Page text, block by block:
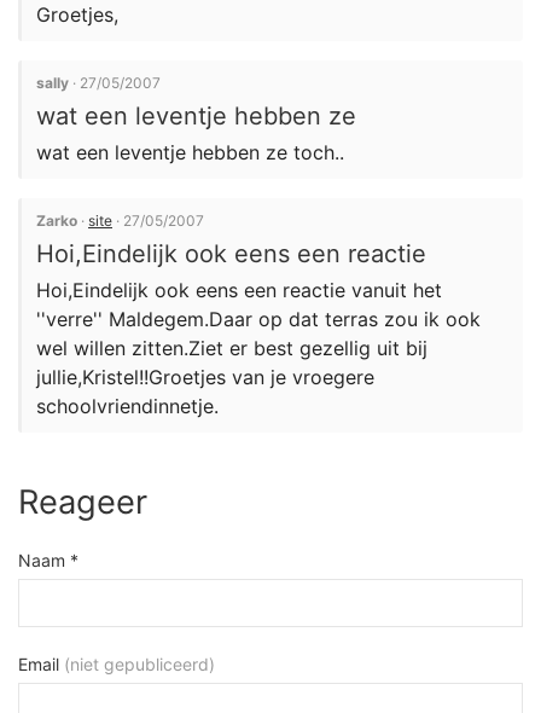
Groetjes,
sally · 27/05/2007
wat een leventje hebben ze
wat een leventje hebben ze toch..
Zarko · site · 27/05/2007
Hoi,Eindelijk ook eens een reactie
Hoi,Eindelijk ook eens een reactie vanuit het
''verre'' Maldegem.Daar op dat terras zou ik ook
wel willen zitten.Ziet er best gezellig uit bij
jullie,Kristel!!Groetjes van je vroegere
schoolvriendinnetje.
Reageer
Naam *
Email (niet gepubliceerd)